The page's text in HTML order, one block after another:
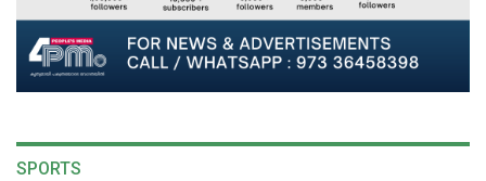
SPORTS